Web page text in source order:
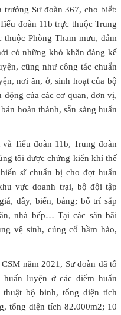
Sư đoàn 367, cho biết:
đoàn 11b trực thuộc Trung
Phòng Tham mưu, đảm
có những khó khăn đáng kể
cũng như công tác chuẩn
nơi ăn, ở, sinh hoạt của bộ
của các cơ quan, đơn vị,
hoàn thành, sẵn sàng huấn
Tiểu đoàn 11b, Trung đoàn
tôi được chứng kiến khí thế
sĩ chuẩn bị cho đợt huấn
vực doanh trại, bộ đội tập
dây, biển, bảng; bố trí sắp
nhà bếp… Tại các sân bãi
vệ sinh, củng cố hầm hào,
năm 2021, Sư đoàn đã tổ
luyện ở các điểm huấn
bộ binh, tổng diện tích
tổng diện tích 82.000m2; 10